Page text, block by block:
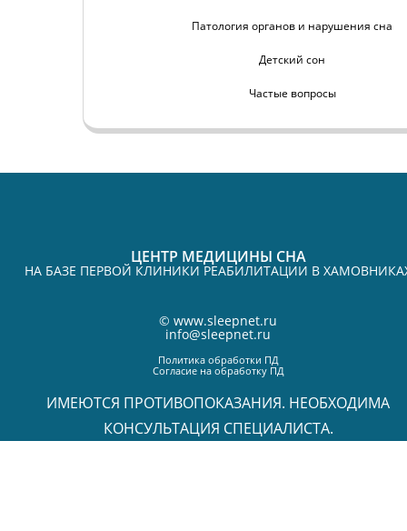
Патология органов и нарушения сна
Детский сон
Частые вопросы
ЦЕНТР МЕДИЦИНЫ СНА
НА БАЗЕ ПЕРВОЙ КЛИНИКИ РЕАБИЛИТАЦИИ В
© www.sleepnet.ru
info@sleepnet.ru
Политика обработки ПД
Согласие на обработку ПД
ИМЕЮТСЯ ПРОТИВОПОКАЗАНИЯ. НЕОБХОДИМА
КОНСУЛЬТАЦИЯ СПЕЦИАЛИСТА.